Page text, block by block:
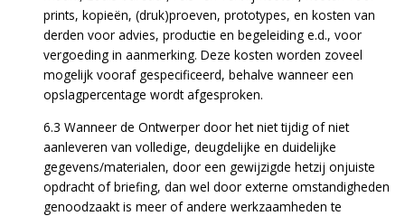
prints, kopieën, (druk)proeven, prototypes, en kosten van
derden voor advies, productie en begeleiding e.d., voor
vergoeding in aanmerking. Deze kosten worden zoveel
mogelijk vooraf gespecificeerd, behalve wanneer een
opslagpercentage wordt afgesproken.
6.3 Wanneer de Ontwerper door het niet tijdig of niet
aanleveren van volledige, deugdelijke en duidelijke
gegevens/materialen, door een gewijzigde hetzij onjuiste
opdracht of briefing, dan wel door externe omstandigheden
genoodzaakt is meer of andere werkzaamheden te